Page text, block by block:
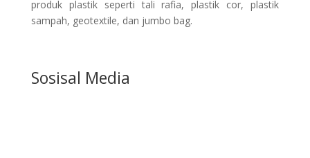
produk plastik seperti tali rafia, plastik cor, plastik
sampah, geotextile, dan jumbo bag.
Sosisal Media